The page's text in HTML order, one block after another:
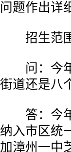
问题作出详
招生范
问：今年
街道还是八
答：今年
纳入市区统
加漳州一中